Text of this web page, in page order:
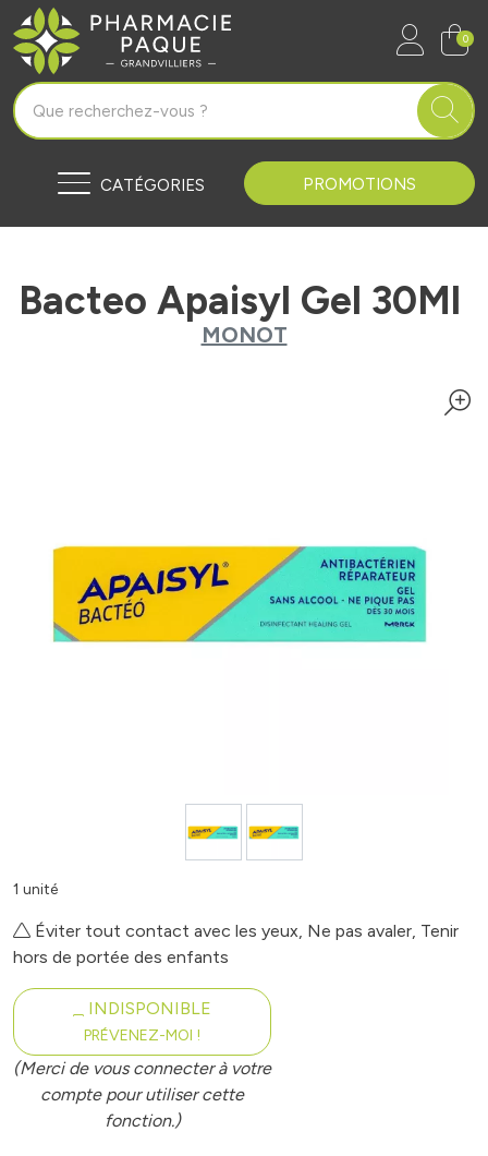
Pharmacie Paque Grandvilliers
0
CATÉGORIES PROMOTIONS
Bacteo Apaisyl Gel 30Ml
MONOT
1 unité
Éviter tout contact avec les yeux, Ne pas avaler, Tenir
hors de portée des enfants
INDISPONIBLE
PRÉVENEZ-MOI !
(Merci de vous connecter à votre
compte pour utiliser cette
fonction.)